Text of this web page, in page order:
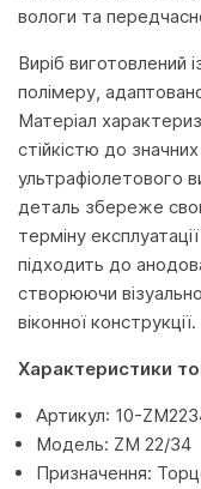
вологи та
Виріб виготовлений
полімеру,
Матеріал
стійкістю до
ультрафіолетового
деталь збереже
терміну
підходить до
створюючи
віконної конструкції.
Характеристики
Артикул: 10-
Модель: ZM 22/34
Призначення: